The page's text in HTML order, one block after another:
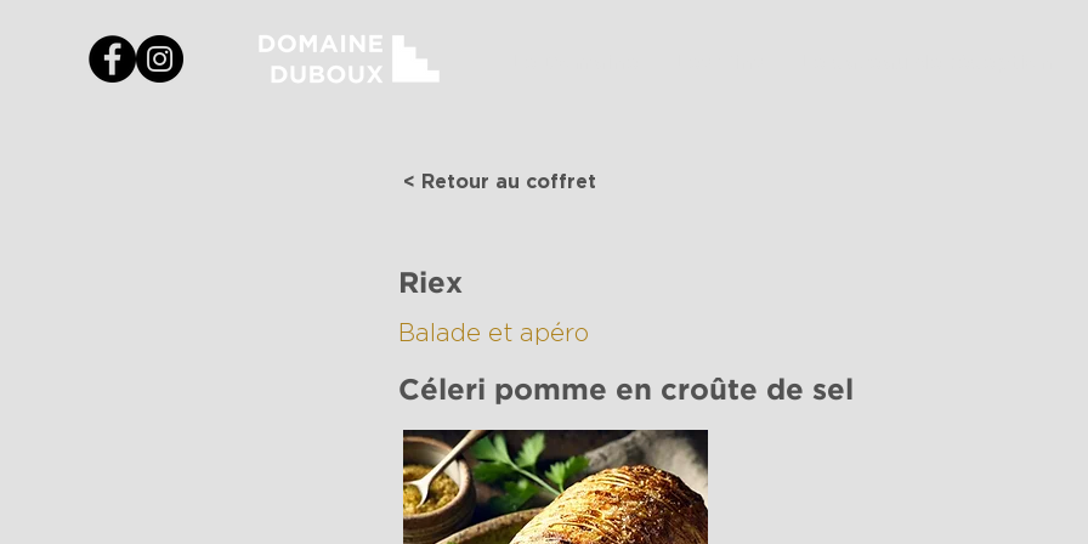
< Retour au coffret
Riex
Balade et apéro
Céleri pomme en croûte de sel